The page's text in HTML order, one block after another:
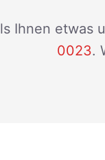
Ihnen etwas
0023.